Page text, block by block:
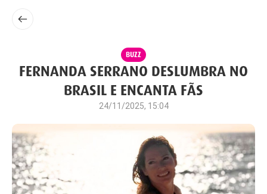
BUZZ
FERNANDA SERRANO DESLUMBRA NO
BRASIL E ENCANTA FÃS
24/11/2025, 15:04